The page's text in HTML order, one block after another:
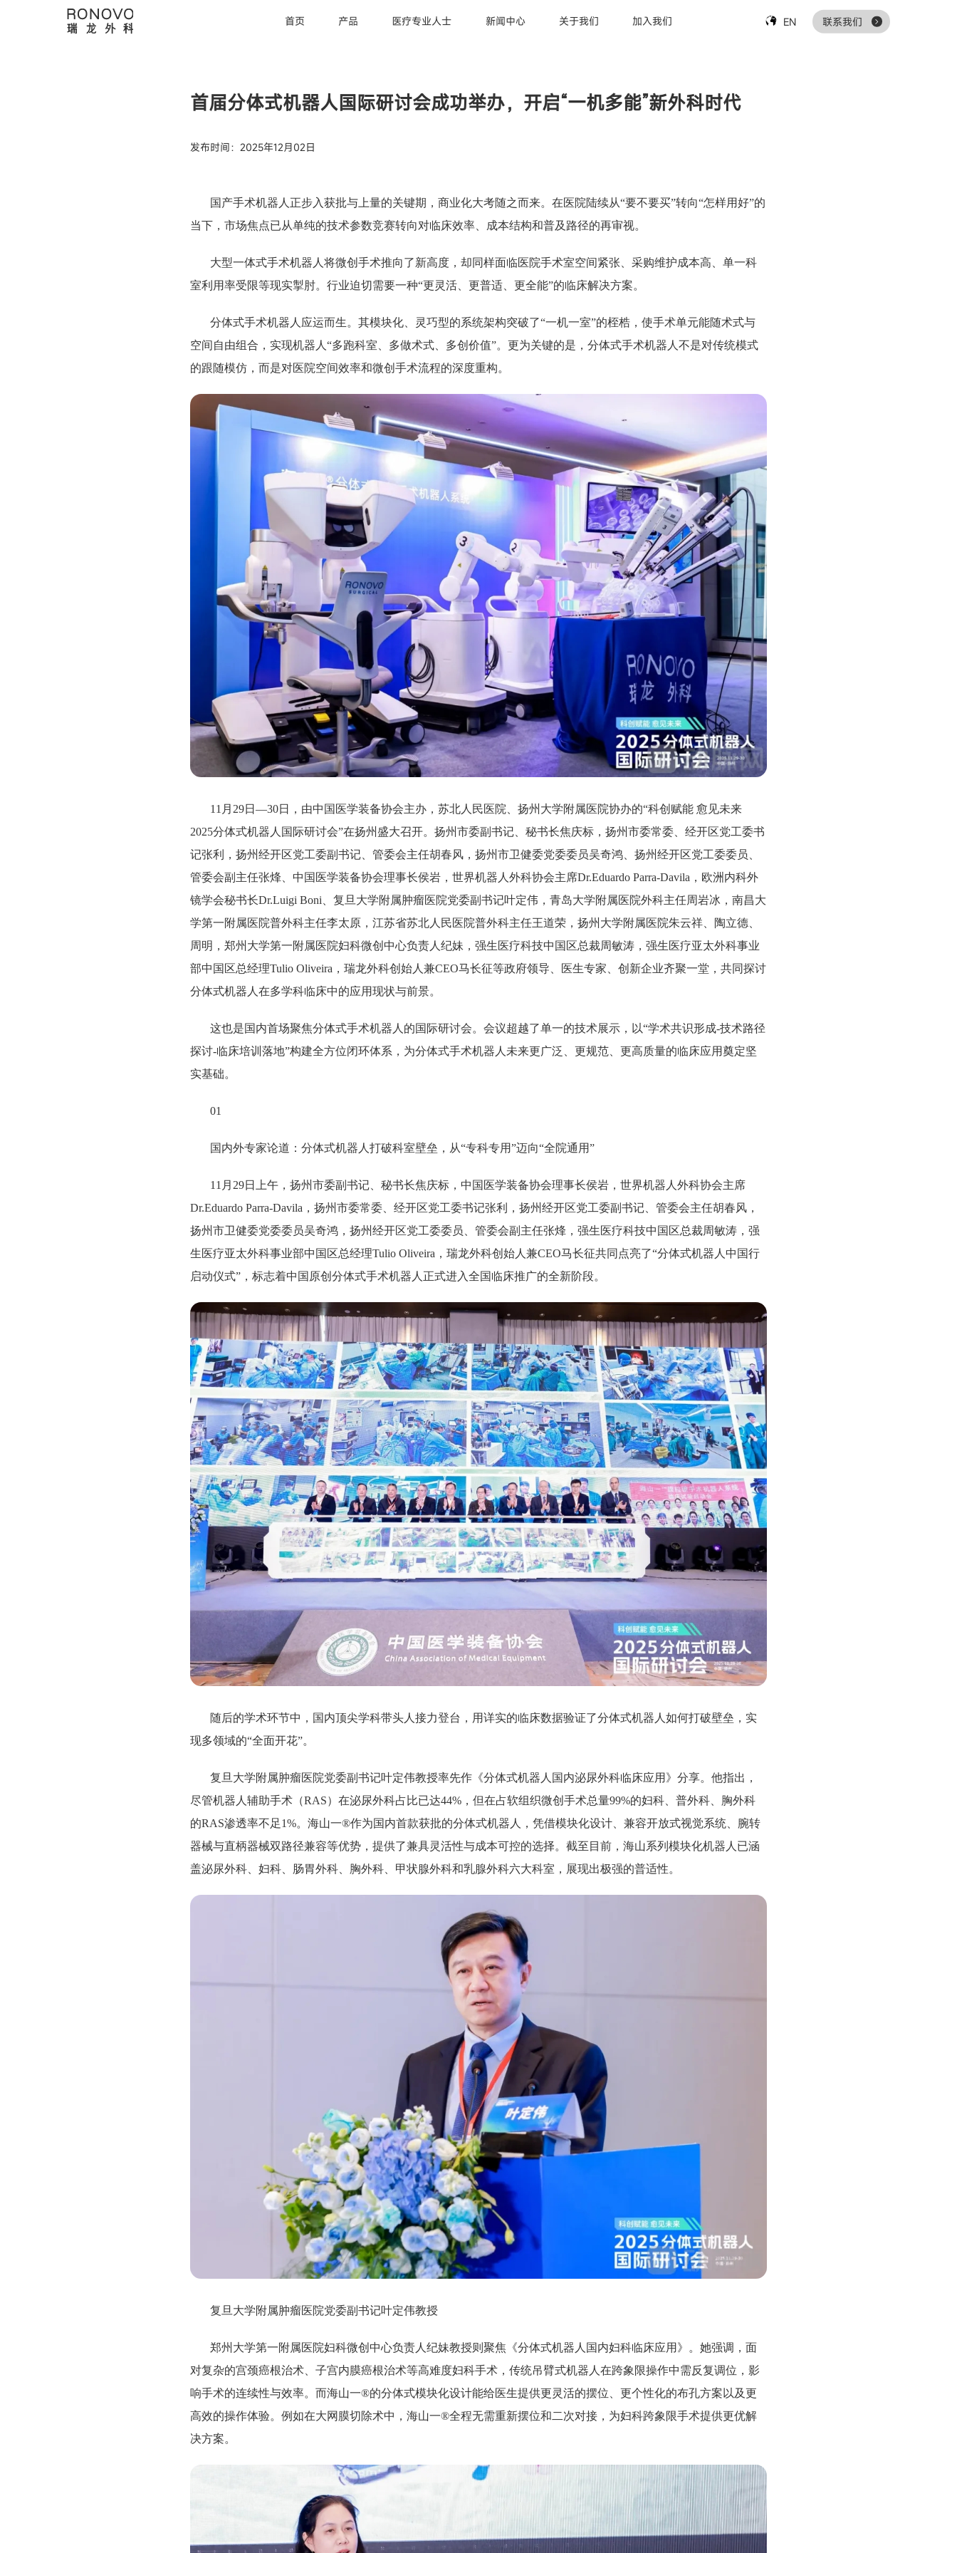
首页 产品 医疗专业人士 新闻中心 关于我们 加入我们 EN 联系我们
首届分体式机器人国际研讨会成功举办，开启“一机多能”新外科时代
发布时间：2025年12月02日
国产手术机器人正步入获批与上量的关键期，商业化大考随之而来。在医院陆续从“要不要买”转向“怎样用好”的
当下，市场焦点已从单纯的技术参数竞赛转向对临床效率、成本结构和普及路径的再审视。
大型一体式手术机器人将微创手术推向了新高度，却同样面临医院手术室空间紧张、采购维护成本高、单一科
室利用率受限等现实掣肘。行业迫切需要一种“更灵活、更普适、更全能”的临床解决方案。
分体式手术机器人应运而生。其模块化、灵巧型的系统架构突破了“一机一室”的桎梏，使手术单元能随术式与
空间自由组合，实现机器人“多跑科室、多做术式、多创价值”。更为关键的是，分体式手术机器人不是对传统模式
的跟随模仿，而是对医院空间效率和微创手术流程的深度重构。
11月29日—30日，由中国医学装备协会主办，苏北人民医院、扬州大学附属医院协办的“科创赋能 愈见未来
2025分体式机器人国际研讨会”在扬州盛大召开。扬州市委副书记、秘书长焦庆标，扬州市委常委、经开区党工委书
记张利，扬州经开区党工委副书记、管委会主任胡春风，扬州市卫健委党委委员吴奇鸿、扬州经开区党工委委员、
管委会副主任张烽、中国医学装备协会理事长侯岩，世界机器人外科协会主席Dr.Eduardo Parra-Davila，欧洲内科外
镜学会秘书长Dr.Luigi Boni、复旦大学附属肿瘤医院党委副书记叶定伟，青岛大学附属医院外科主任周岩冰，南昌大
学第一附属医院普外科主任李太原，江苏省苏北人民医院普外科主任王道荣，扬州大学附属医院朱云祥、陶立德、
周明，郑州大学第一附属医院妇科微创中心负责人纪妹，强生医疗科技中国区总裁周敏涛，强生医疗亚太外科事业
部中国区总经理Tulio Oliveira，瑞龙外科创始人兼CEO马长征等政府领导、医生专家、创新企业齐聚一堂，共同探讨
分体式机器人在多学科临床中的应用现状与前景。
这也是国内首场聚焦分体式手术机器人的国际研讨会。会议超越了单一的技术展示，以“学术共识形成-技术路径
探讨-临床培训落地”构建全方位闭环体系，为分体式手术机器人未来更广泛、更规范、更高质量的临床应用奠定坚
实基础。
01
国内外专家论道：分体式机器人打破科室壁垒，从“专科专用”迈向“全院通用”
11月29日上午，扬州市委副书记、秘书长焦庆标，中国医学装备协会理事长侯岩，世界机器人外科协会主席
Dr.Eduardo Parra-Davila，扬州市委常委、经开区党工委书记张利，扬州经开区党工委副书记、管委会主任胡春风，
扬州市卫健委党委委员吴奇鸿，扬州经开区党工委委员、管委会副主任张烽，强生医疗科技中国区总裁周敏涛，强
生医疗亚太外科事业部中国区总经理Tulio Oliveira，瑞龙外科创始人兼CEO马长征共同点亮了“分体式机器人中国行
启动仪式”，标志着中国原创分体式手术机器人正式进入全国临床推广的全新阶段。
随后的学术环节中，国内顶尖学科带头人接力登台，用详实的临床数据验证了分体式机器人如何打破壁垒，实
现多领域的“全面开花”。
复旦大学附属肿瘤医院党委副书记叶定伟教授率先作《分体式机器人国内泌尿外科临床应用》分享。他指出，
尽管机器人辅助手术（RAS）在泌尿外科占比已达44%，但在占软组织微创手术总量99%的妇科、普外科、胸外科
的RAS渗透率不足1%。海山一®作为国内首款获批的分体式机器人，凭借模块化设计、兼容开放式视觉系统、腕转
器械与直柄器械双路径兼容等优势，提供了兼具灵活性与成本可控的选择。截至目前，海山系列模块化机器人已涵
盖泌尿外科、妇科、肠胃外科、胸外科、甲状腺外科和乳腺外科六大科室，展现出极强的普适性。
复旦大学附属肿瘤医院党委副书记叶定伟教授
郑州大学第一附属医院妇科微创中心负责人纪妹教授则聚焦《分体式机器人国内妇科临床应用》。她强调，面
对复杂的宫颈癌根治术、子宫内膜癌根治术等高难度妇科手术，传统吊臂式机器人在跨象限操作中需反复调位，影
响手术的连续性与效率。而海山一®的分体式模块化设计能给医生提供更灵活的摆位、更个性化的布孔方案以及更
高效的操作体验。例如在大网膜切除术中，海山一®全程无需重新摆位和二次对接，为妇科跨象限手术提供更优解
决方案。